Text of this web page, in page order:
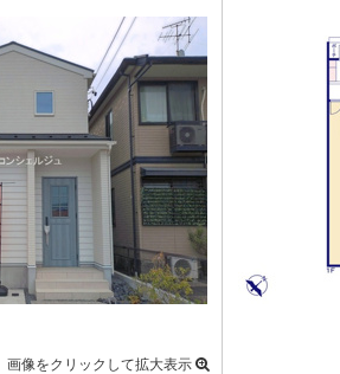
画像をクリックして拡大表示